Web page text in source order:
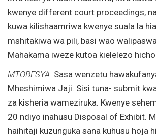
kwenye different court proceedings,
kuwa kilishaamriwa kwenye suala la
mshitakiwa wa pili, basi wao
Mahakama iweze kutoa kielelezo hicho.
MTOBESYA: Sasa wenzetu
Mheshimiwa Jaji. Sisi tuna- submit
za kisheria wameziruka. Kwenye
20 ndiyo inahusu Disposal of Exhibit.
haihitaji kuzunguka sana kuhusu hoja